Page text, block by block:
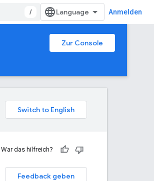
/ Anmelden
Zur Console
War das hilfreich?
Feedback geben